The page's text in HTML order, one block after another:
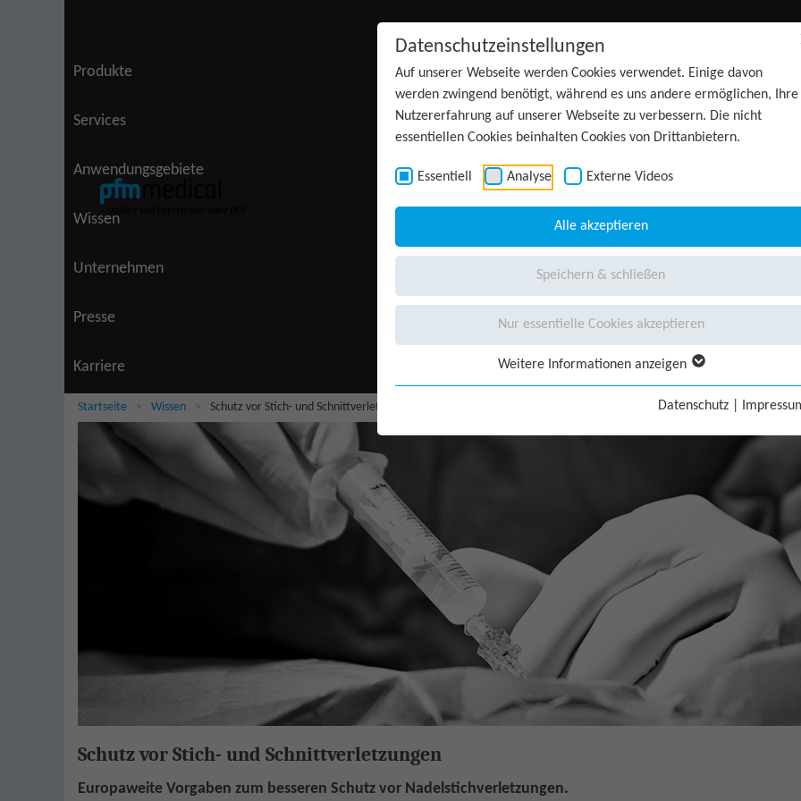
Datenschutzeinstellungen
Auf unserer Webseite werden Cookies verwendet. Einige davon
werden zwingend benötigt, während es uns andere ermöglichen, Ihre
Nutzererfahrung auf unserer Webseite zu verbessern. Die nicht
essentiellen Cookies beinhalten Cookies von Drittanbietern.
Essentiell Analyse Externe Videos
Alle akzeptieren
Speichern & schließen
Nur essentielle Cookies akzeptieren
Weitere Informationen anzeigen
Datenschutz
Produkte
Services
Anwendungsgebiete
Wissen
Unternehmen
Presse
Karriere
Sie sind hier:
Startseite Wissen Schutz vor Stich- und Schnittverletzungen
Schutz vor Stich- und Schnittverletzungen
Europaweite Vorgaben zum besseren Schutz vor Nadelstichverletzungen.